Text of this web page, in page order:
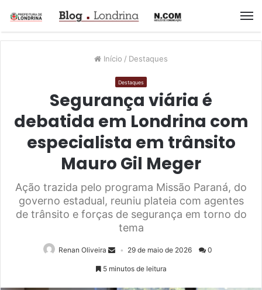
Início / Destaques
Destaques
Segurança viária é
debatida em Londrina com
especialista em trânsito
Mauro Gil Meger
Ação trazida pelo programa Missão Paraná, do
governo estadual, reuniu plateia com agentes
de trânsito e forças de segurança em torno do
tema
Renan Oliveira 29 de maio de 2026 0
5 minutos de leitura